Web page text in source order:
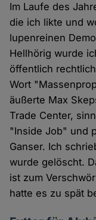
Im Laufe des
die ich likte und
lupenreinen
Hellhörig wurde
öffentlich
Wort
äußerte Max
Trade Center,
"Inside Job" und
Ganser. Ich
wurde gelöscht.
ist zum
hatte es zu spät